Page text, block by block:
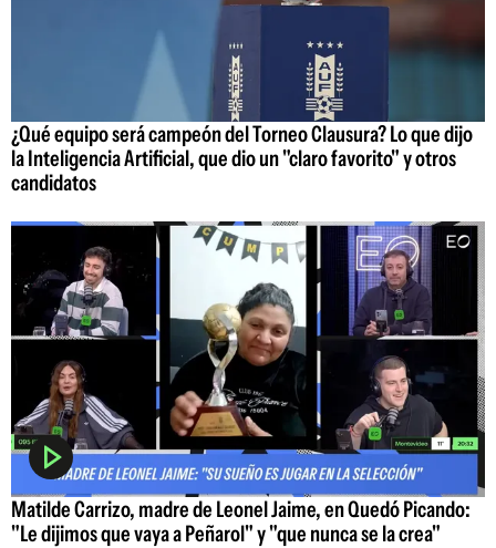
¿Qué equipo será campeón del Torneo Clausura? Lo que dijo
la Inteligencia Artificial, que dio un "claro favorito" y otros
candidatos
Matilde Carrizo, madre de Leonel Jaime, en Quedó Picando:
"Le dijimos que vaya a Peñarol" y "que nunca se la crea"